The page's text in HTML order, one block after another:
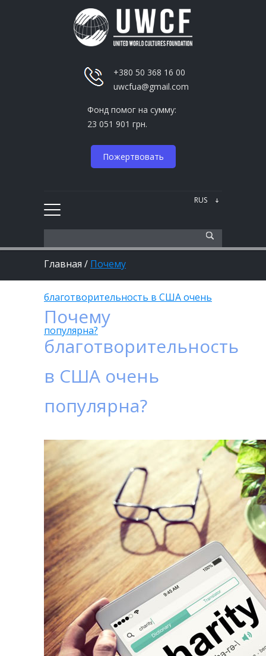
+380 50 368 16 00
uwcfua@gmail.com
Фонд помог на сумму:
23 051 901 грн.
Пожертвовать
Главная / Почему
благотворительность в США очень
популярна?
Почему
благотворительность
в США очень
популярна?